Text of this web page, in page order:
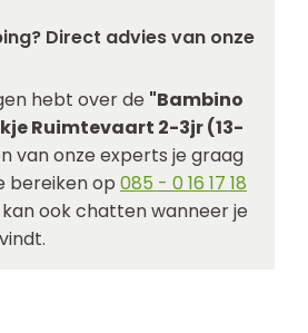
Direct advies van onze
hebt over de "Bambino
Ruimtevaart 2-3jr (13-
van onze experts je graag
bereiken op 085 - 0 16 17 18
kan ook chatten wanneer je